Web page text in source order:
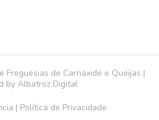
Freguesias de Carnaxide e Queijas |
by Albatroz Digital
| Política de Privacidade